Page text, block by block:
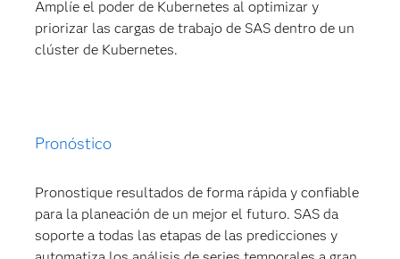
Amplíe el poder de Kubernetes al optimizar y
priorizar las cargas de trabajo de SAS dentro de un
clúster de Kubernetes.
Pronóstico
Pronostique resultados de forma rápida y confiable
para la planeación de un mejor el futuro. SAS da
soporte a todas las etapas de las predicciones y